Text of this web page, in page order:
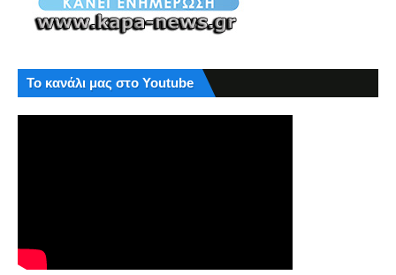
Το κανάλι μας στο Youtube